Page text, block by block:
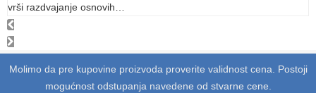
vrši razdvajanje osnovih…
Molimo da pre kupovine proizvoda proverite validnost cena. Postoji
mogućnost odstupanja navedene od stvarne cene.